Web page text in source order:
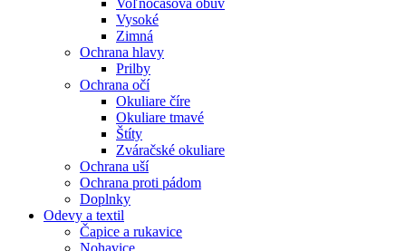
Voľnočasová obuv
Vysoké
Zimná
Ochrana hlavy
Prilby
Ochrana očí
Okuliare číre
Okuliare tmavé
Štíty
Zváračské okuliare
Ochrana uší
Ochrana proti pádom
Doplnky
Odevy a textil
Čapice a rukavice
Nohavice